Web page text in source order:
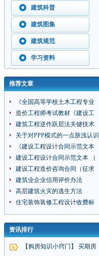
建筑科普
建筑图集
建筑规范
学习资料
推荐文章
《全国高等学校土木工程专业
造价工程师考试教材《建设工
建筑工程逆作跃层法关键技术
关于对PPP模式的一点肤浅认识
《建设工程设计合同示范文本
建设工程设计合同示范文本 （
建设工程造价咨询合同（征求
建筑业企业信用评价办法
高层建筑火灾的逃生方法
住宅装饰装修工程设计收费标
资讯排行
【购房知识小窍门】 买期房